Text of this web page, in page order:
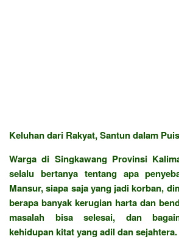
Keluhan dari Rakyat, Santun dalam
Warga di Singkawang Provinsi
selalu bertanya tentang apa
Mansur, siapa saja yang jadi korban,
berapa banyak kerugian harta dan
masalah bisa selesai, dan
kehidupan kitat yang adil dan sejahtera.